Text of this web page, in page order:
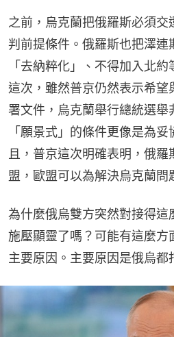
之前，烏克蘭把俄羅斯必須交
判前提條件。俄羅斯也把澤連
「去納粹化」、不得加入北
這次，雖然普京仍然表示希望
署文件，烏克蘭舉行總統選舉
「願景式」的條件更像是為
且，普京這次明確表明，俄
盟，歐盟可以為解決烏克蘭問
為什麼俄烏雙方突然對接得這
施壓顯靈了嗎？可能有這麼方
主要原因。主要原因是俄烏都